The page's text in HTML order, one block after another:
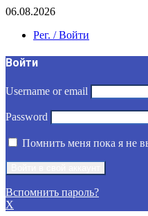
06.08.2026
Рег. / Войти
Войти
Username or email
Password
Помнить меня пока я не
Вспомнить пароль?
X